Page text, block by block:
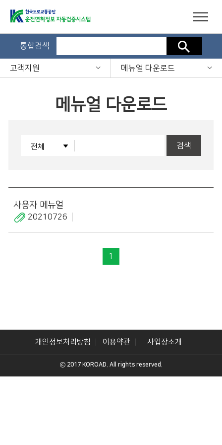
통합검색 검색
고객지원 메뉴얼 다운로드
메뉴얼 다운로드
검색
사용자 메뉴얼
20210726
1
개인정보처리방침 이용약관 사업장소개
ⓒ 2017 KOROAD. All rights reserved.